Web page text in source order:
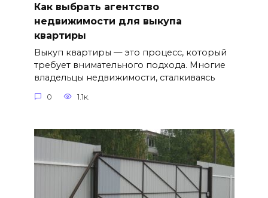
Как выбрать агентство
недвижимости для выкупа
квартиры
Выкуп квартиры — это процесс, который
требует внимательного подхода. Многие
владельцы недвижимости, сталкиваясь
0 1.1к.